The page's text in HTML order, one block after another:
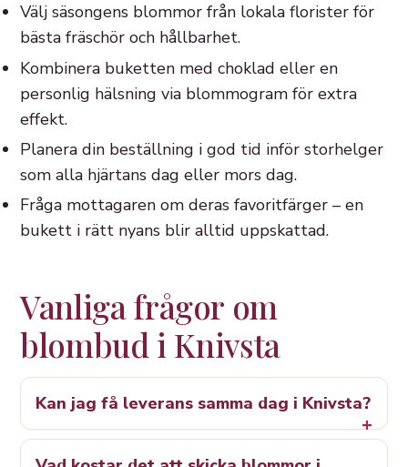
Välj säsongens blommor från lokala florister för
bästa fräschör och hållbarhet.
Kombinera buketten med choklad eller en
personlig hälsning via blommogram för extra
effekt.
Planera din beställning i god tid inför storhelger
som alla hjärtans dag eller mors dag.
Fråga mottagaren om deras favoritfärger – en
bukett i rätt nyans blir alltid uppskattad.
Vanliga frågor om
blombud i Knivsta
Kan jag få leverans samma dag i Knivsta?